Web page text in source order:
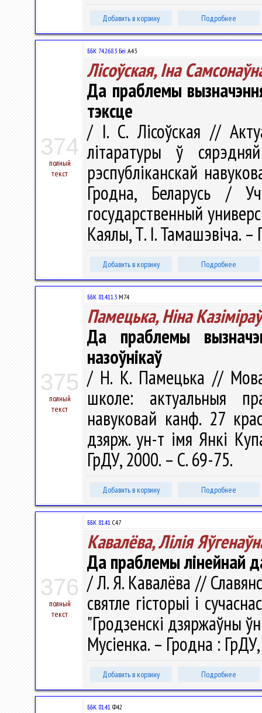
Добавить в корзину Подробнее
374
полный
текст
ББК 74.268.3 Беі А43
Лісоўская, Іна
Да праблемы
тэксце
/ І. С. Лісоўская //
літаратуры ў
рэспубліканскай
Гродна, Беларусь /
государственный
Каялы, Т. І. Тамашэвіча.
Добавить в корзину Подробнее
375
полный
текст
ББК 81.411.3 М74
Памецька, Ніна
Да праблемы
назоўнікаў
/ Н. К. Памецька //
школе: актуальныя
навуковай канф. 27
дзярж. ун-т імя Янкі
ГрДУ, 2000. – С. 69-75.
Добавить в корзину Подробнее
376
полный
текст
ББК 81.41 С47
Кавалёва, Лілія
Да праблемы лінейнай
/ Л. Я. Кавалёва //
святле гісторыі і
"Гродзенскі дзяржаўны
Мусіенка. – Гродна :
Добавить в корзину Подробнее
ББК 81.41 Ф42